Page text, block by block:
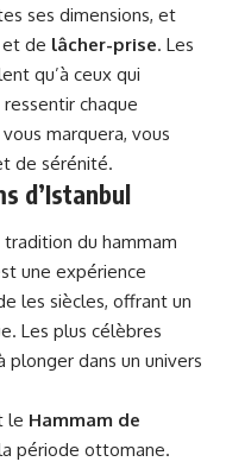
ses dimensions, et
et de lâcher-prise. Les
qu’à ceux qui
chaque
marquera, vous
de sérénité.
d’Istanbul
tradition du hammam
une expérience
les siècles, offrant un
Les plus célèbres
dans un univers
le Hammam de
période ottomane.